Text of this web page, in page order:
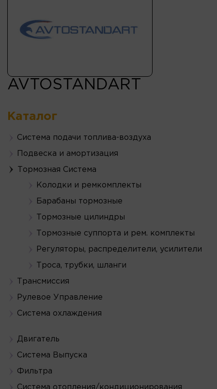
AVTOSTANDART
Каталог
Система подачи топлива-воздуха
Подвеска и амортизация
Тормозная Система
Колодки и ремкомплекты
Барабаны тормозные
Тормозные цилиндры
Тормозные суппорта и рем. комплекты
Регуляторы, распределители, усилители
Троса, трубки, шланги
Трансмиссия
Рулевое Управление
Система охлаждения
Двигатель
Система Выпуска
Фильтра
Система отопления/кондиционирования